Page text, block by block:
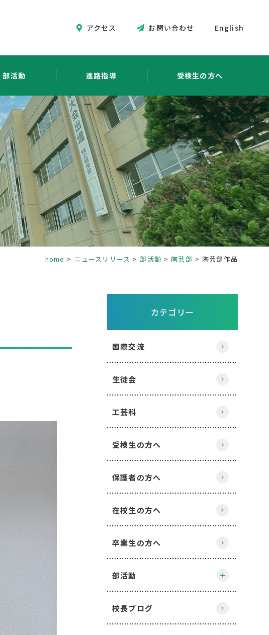
部活動 進路指導 受検生の方へ
アクセス お問い合わせ English
home ニュースリリース 部活動 陶芸部 陶芸部作品
カテゴリー
国際交流
生徒会
工芸科
受検生の方へ
保護者の方へ
在校生の方へ
卒業生の方へ
部活動
校長ブログ